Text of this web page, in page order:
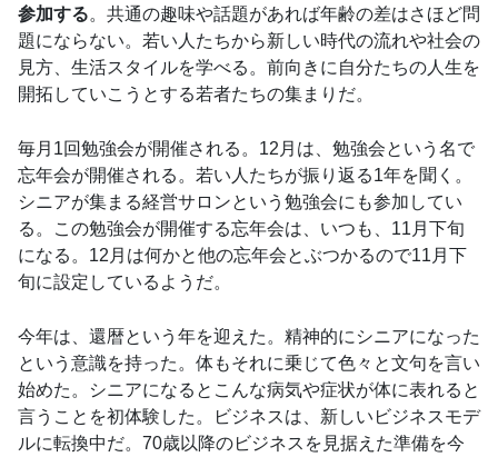
参加する。共通の趣味や話題があれば年齢の差はさほど問
題にならない。若い人たちから新しい時代の流れや社会の
見方、生活スタイルを学べる。前向きに自分たちの人生を
開拓していこうとする若者たちの集まりだ。
毎月1回勉強会が開催される。12月は、勉強会という名で
忘年会が開催される。若い人たちが振り返る1年を聞く。
シニアが集まる経営サロンという勉強会にも参加してい
る。この勉強会が開催する忘年会は、いつも、11月下旬
になる。12月は何かと他の忘年会とぶつかるので11月下
旬に設定しているようだ。
今年は、還暦という年を迎えた。精神的にシニアになった
という意識を持った。体もそれに乗じて色々と文句を言い
始めた。シニアになるとこんな病気や症状が体に表れると
言うことを初体験した。ビジネスは、新しいビジネスモデ
ルに転換中だ。70歳以降のビジネスを見据えた準備を今